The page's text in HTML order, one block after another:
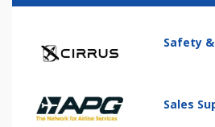
Safety
Sales